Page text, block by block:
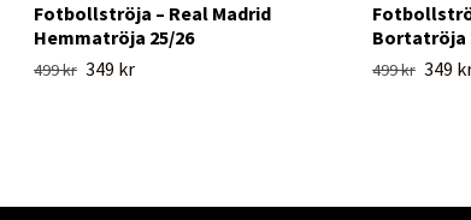
Fotbollströja – Real Madrid
Hemmatröja 25/26
499 kr 349 kr
Bortatröja
499 kr 349